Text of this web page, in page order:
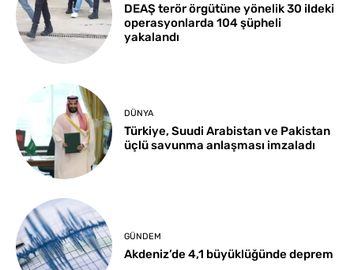
DEAŞ terör örgütüne yönelik 30 ildeki
operasyonlarda 104 şüpheli
yakalandı
DÜNYA
Türkiye, Suudi Arabistan ve Pakistan
üçlü savunma anlaşması imzaladı
GÜNDEM
Akdeniz’de 4,1 büyüklüğünde deprem